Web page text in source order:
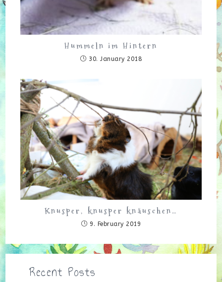
Hummeln im Hintern
30. January 2018
Knusper, knusper knäuschen…
9. February 2019
Recent Posts